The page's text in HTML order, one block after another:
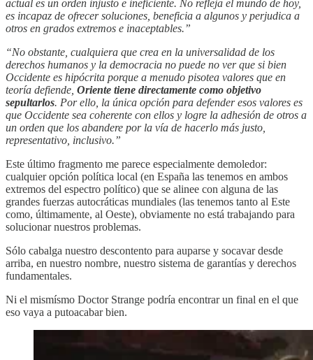
actual es un orden injusto e ineficiente. No refleja el mundo de hoy,
es incapaz de ofrecer soluciones, beneficia a algunos y perjudica a
otros en grados extremos e inaceptables.”
“No obstante, cualquiera que crea en la universalidad de los
derechos humanos y la democracia no puede no ver que si bien
Occidente es hipócrita porque a menudo pisotea valores que en
teoría defiende, Oriente tiene directamente como objetivo
sepultarlos. Por ello, la única opción para defender esos valores es
que Occidente sea coherente con ellos y logre la adhesión de otros a
un orden que los abandere por la vía de hacerlo más justo,
representativo, inclusivo.”
Este último fragmento me parece especialmente demoledor:
cualquier opción política local (en España las tenemos en ambos
extremos del espectro político) que se alinee con alguna de las
grandes fuerzas autocráticas mundiales (las tenemos tanto al Este
como, últimamente, al Oeste), obviamente no está trabajando para
solucionar nuestros problemas.
Sólo cabalga nuestro descontento para auparse y socavar desde
arriba, en nuestro nombre, nuestro sistema de garantías y derechos
fundamentales.
Ni el mismísmo Doctor Strange podría encontrar un final en el que
eso vaya a putoacabar bien.